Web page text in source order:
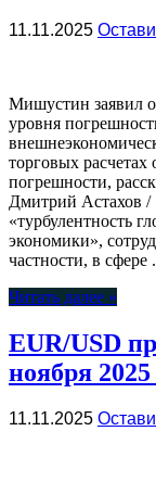
11.11.2025
Мишустин заявил
уровня
торговых расчетах
погрешности,
Дмитрий Астахов /
«турбулентность
экономики»,
частности, в сфере
Читать далее »
EUR/USD
ноября 2025
11.11.2025